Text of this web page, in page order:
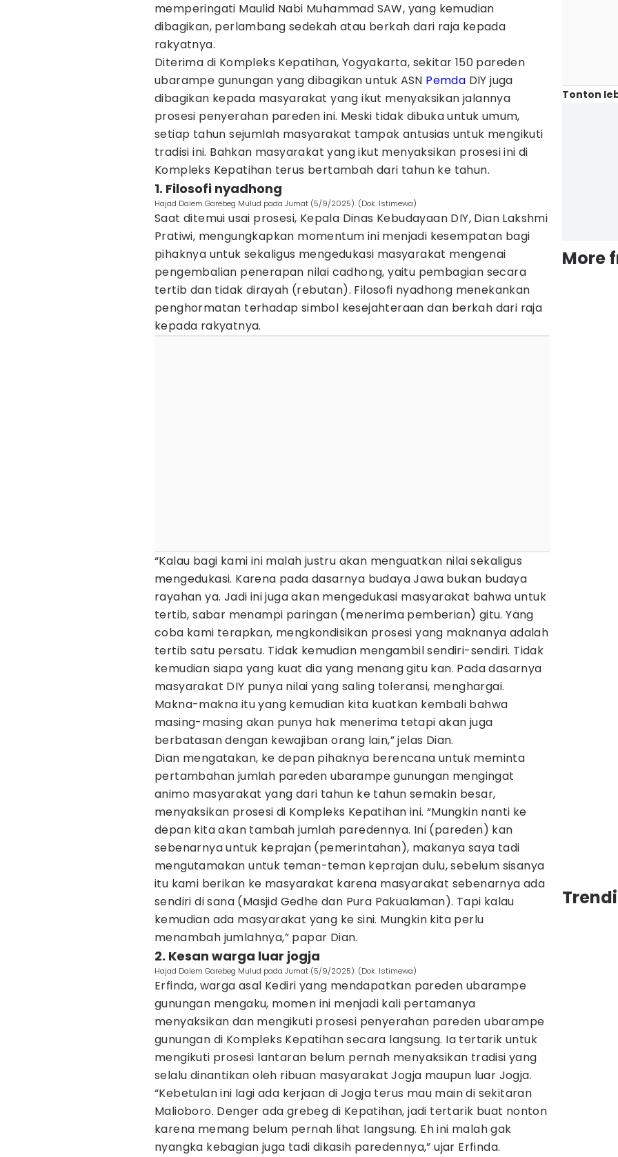
memperingati Maulid Nabi Muhammad SAW, yang kemudian
dibagikan, perlambang sedekah atau berkah dari raja kepada
rakyatnya.
Diterima di Kompleks Kepatihan, Yogyakarta, sekitar 150 pareden
ubarampe gunungan yang dibagikan untuk ASN Pemda DIY juga
dibagikan kepada masyarakat yang ikut menyaksikan jalannya
prosesi penyerahan pareden ini. Meski tidak dibuka untuk umum,
setiap tahun sejumlah masyarakat tampak antusias untuk mengikuti
tradisi ini. Bahkan masyarakat yang ikut menyaksikan prosesi ini di
Kompleks Kepatihan terus bertambah dari tahun ke tahun.
1. Filosofi nyadhong
Hajad Dalem Garebeg Mulud pada Jumat (5/9/2025). (Dok. Istimewa)
Saat ditemui usai prosesi, Kepala Dinas Kebudayaan DIY, Dian Lakshmi
Pratiwi, mengungkapkan momentum ini menjadi kesempatan bagi
pihaknya untuk sekaligus mengedukasi masyarakat mengenai
pengembalian penerapan nilai cadhong, yaitu pembagian secara
tertib dan tidak dirayah (rebutan). Filosofi nyadhong menekankan
penghormatan terhadap simbol kesejahteraan dan berkah dari raja
kepada rakyatnya.
“Kalau bagi kami ini malah justru akan menguatkan nilai sekaligus
mengedukasi. Karena pada dasarnya budaya Jawa bukan budaya
rayahan ya. Jadi ini juga akan mengedukasi masyarakat bahwa untuk
tertib, sabar menampi paringan (menerima pemberian) gitu. Yang
coba kami terapkan, mengkondisikan prosesi yang maknanya adalah
tertib satu persatu. Tidak kemudian mengambil sendiri-sendiri. Tidak
kemudian siapa yang kuat dia yang menang gitu kan. Pada dasarnya
masyarakat DIY punya nilai yang saling toleransi, menghargai.
Makna-makna itu yang kemudian kita kuatkan kembali bahwa
masing-masing akan punya hak menerima tetapi akan juga
berbatasan dengan kewajiban orang lain,” jelas Dian.
Dian mengatakan, ke depan pihaknya berencana untuk meminta
pertambahan jumlah pareden ubarampe gunungan mengingat
animo masyarakat yang dari tahun ke tahun semakin besar,
menyaksikan prosesi di Kompleks Kepatihan ini. “Mungkin nanti ke
depan kita akan tambah jumlah paredennya. Ini (pareden) kan
sebenarnya untuk keprajan (pemerintahan), makanya saya tadi
mengutamakan untuk teman-teman keprajan dulu, sebelum sisanya
itu kami berikan ke masyarakat karena masyarakat sebenarnya ada
sendiri di sana (Masjid Gedhe dan Pura Pakualaman). Tapi kalau
kemudian ada masyarakat yang ke sini. Mungkin kita perlu
menambah jumlahnya,” papar Dian.
2. Kesan warga luar jogja
Hajad Dalem Garebeg Mulud pada Jumat (5/9/2025). (Dok. Istimewa)
Erfinda, warga asal Kediri yang mendapatkan pareden ubarampe
gunungan mengaku, momen ini menjadi kali pertamanya
menyaksikan dan mengikuti prosesi penyerahan pareden ubarampe
gunungan di Kompleks Kepatihan secara langsung. Ia tertarik untuk
mengikuti prosesi lantaran belum pernah menyaksikan tradisi yang
selalu dinantikan oleh ribuan masyarakat Jogja maupun luar Jogja.
“Kebetulan ini lagi ada kerjaan di Jogja terus mau main di sekitaran
Malioboro. Denger ada grebeg di Kepatihan, jadi tertarik buat nonton
karena memang belum pernah lihat langsung. Eh ini malah gak
nyangka kebagian juga tadi dikasih paredennya,” ujar Erfinda.
Tonton
More